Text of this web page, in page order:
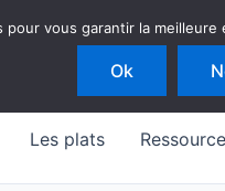
Les plats
vous garantir la
Ok